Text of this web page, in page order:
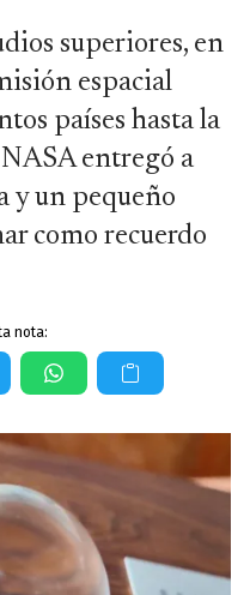
superiores, en
espacial
países hasta la
entregó a
y un pequeño
como recuerdo
nota: